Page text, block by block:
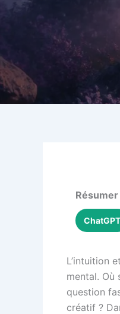
Résumer
ChatGPT
L’intuition
mental. Où
question
créatif ?